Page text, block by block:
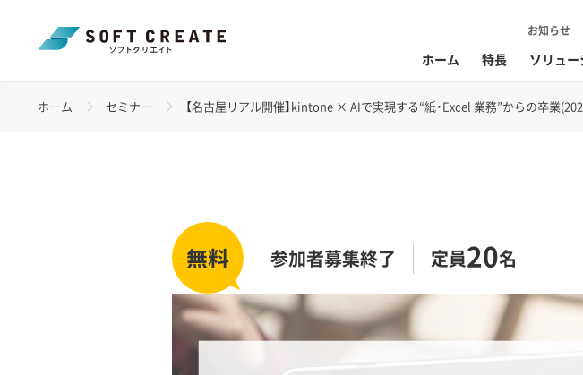
ホーム 特長 ソリュー
お知らせ
ホーム セミナー 【名古屋リアル開催】kintone × AIで実現する“紙・Excel 業務”からの卒業
参加者募集終了 定員20名